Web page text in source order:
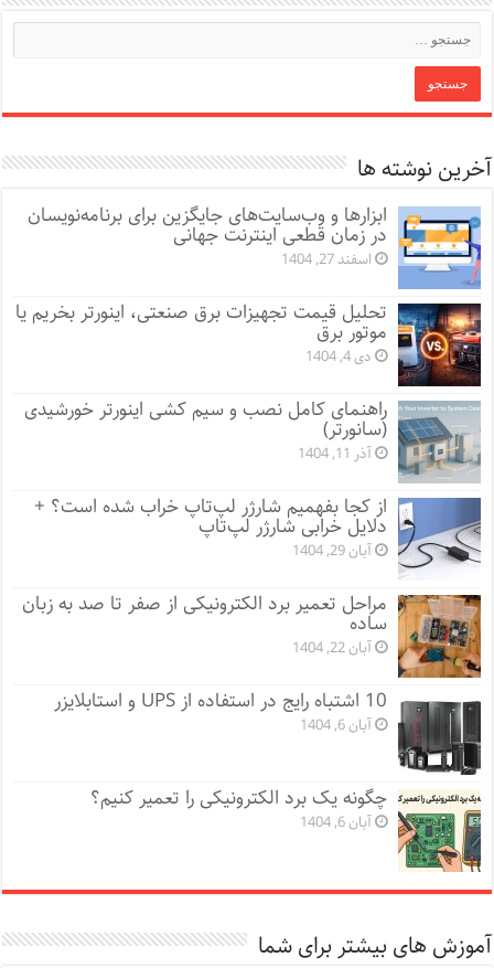
آخرین نوشته ها
ابزارها و وب‌سایت‌های جایگزین برای برنامه‌نویسان
در زمان قطعی اینترنت جهانی
اسفند 27, 1404
تحلیل قیمت تجهیزات برق صنعتی، اینورتر بخریم یا
موتور برق
دی 4, 1404
راهنمای کامل نصب و سیم کشی اینورتر خورشیدی
(سانورتر)
آذر 11, 1404
از کجا بفهمیم شارژر لپ‌تاپ خراب شده است؟ +
دلایل خرابی شارژر لپ‌تاپ
آبان 29, 1404
مراحل تعمیر برد الکترونیکی از صفر تا صد به زبان
ساده
آبان 22, 1404
10 اشتباه رایج در استفاده از UPS و استابلایزر
آبان 6, 1404
چگونه یک برد الکترونیکی را تعمیر کنیم؟
آبان 6, 1404
آموزش های بیشتر برای شما